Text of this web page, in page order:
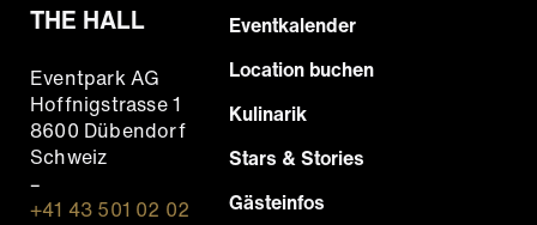
THE HALL
Eventpark AG
Hoffnigstrasse 1
8600 Dübendorf
Schweiz
–
+41 43 501 02 02
Footer
Hauptnavigation
Eventkalender
Location buchen
Kulinarik
Stars & Stories
Gästeinfos